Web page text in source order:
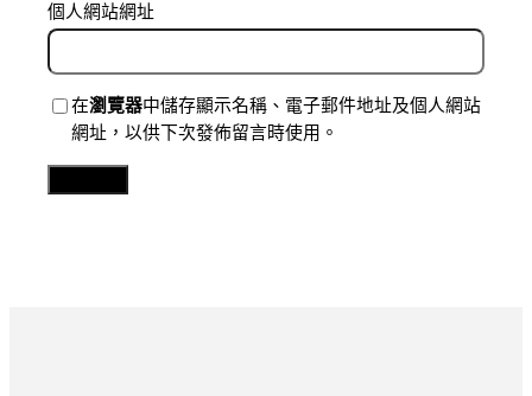
個人網站網址
在瀏覽器中儲存顯示名稱、電子郵件地址及個人網站
網址，以供下次發佈留言時使用。